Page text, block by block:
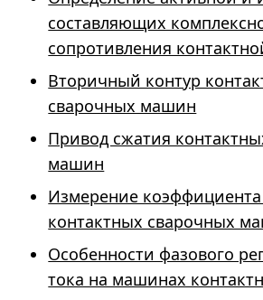
составляющих
сопротивления
Вторичный контур
сварочных машин
Привод сжатия
машин
Измерение
контактных сварочных
Особенности фазового
тока на машинах